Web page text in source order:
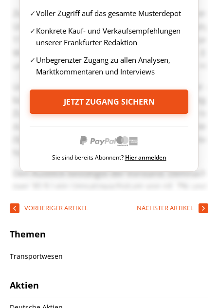
Voller Zugriff auf das gesamte Musterdepot
Konkrete Kauf- und Verkaufsempfehlungen
unserer Frankfurter Redaktion
Unbegrenzter Zugang zu allen Analysen,
Marktkommentaren und Interviews
JETZT ZUGANG SICHERN
Sie sind bereits Abonnent? Hier anmelden
VORHERIGER ARTIKEL NÄCHSTER ARTIKEL
Themen
Transportwesen
Aktien